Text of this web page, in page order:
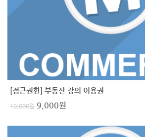
[접근권한] 부동산 강의 이용권
10,000원 9,000원